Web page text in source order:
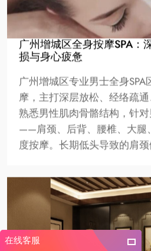
在线客服
广州增城区全身按摩SPA：
损与身心疲惫
广州增城区专业男士全身
摩，主打深层放松、经络疏
熟悉男性肌肉骨骼结构，针
——肩颈、后背、腰椎、大腿
度按摩。长期低头导致的肩